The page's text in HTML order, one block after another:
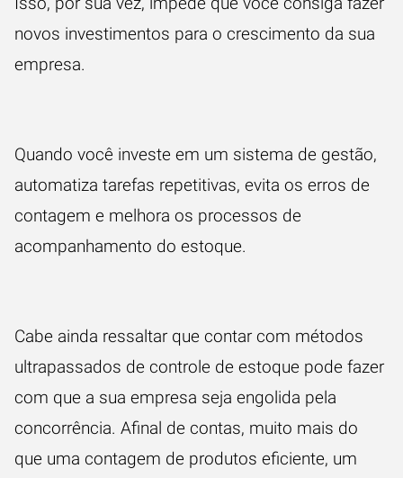
novos investimentos para o crescimento da sua
empresa.
Quando você investe em um sistema de gestão,
automatiza tarefas repetitivas, evita os erros de
contagem e melhora os processos de
acompanhamento do estoque.
Cabe ainda ressaltar que contar com métodos
ultrapassados de controle de estoque pode fazer
com que a sua empresa seja engolida pela
concorrência. Afinal de contas, muito mais do
que uma contagem de produtos eficiente, um